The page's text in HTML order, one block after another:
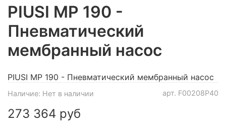
арт. F00208P40
Наличие: Нет в наличии
PIUSI MP 190 -
Пневматический
мембранный насос
273 364 руб
PIUSI MP 190 - Пневматический мембранный насос